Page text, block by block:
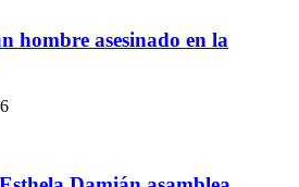
hombre asesinado en la